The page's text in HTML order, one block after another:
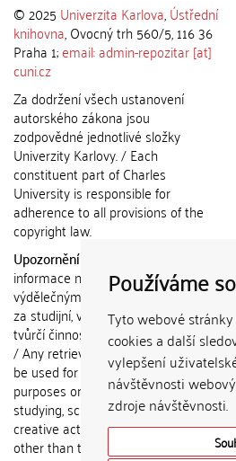
Používáme
Tyto webové
cookies a další
vylepšení
návštěvnosti
zdroje návštěvnosti.
© 2025 Univerzita Karlova,Ústřední
knihovna, Ovocný trh 560/5, 116 36
Praha 1;email: admin-repozitar [at]
cuni.cz
Za dodržení všech ustanovení
autorského zákona jsou
zodpovědné jednotlivé složky
Univerzity Karlovy. / Each
constituent part of Charles
University is responsible for
adherence to all provisions of the
copyright law.
Upozornění / Notice:
informace nemohou být použity k
výdělečným účelům nebo vydávány
za studijní, vědeckou nebo jinou
tvůrčí činnost jiné osoby než autora.
/ Any retrieved information shall not
be used for any commercial
purposes or claimed as results of
studying, scientific or any other
creative activities of any person
other than the author.